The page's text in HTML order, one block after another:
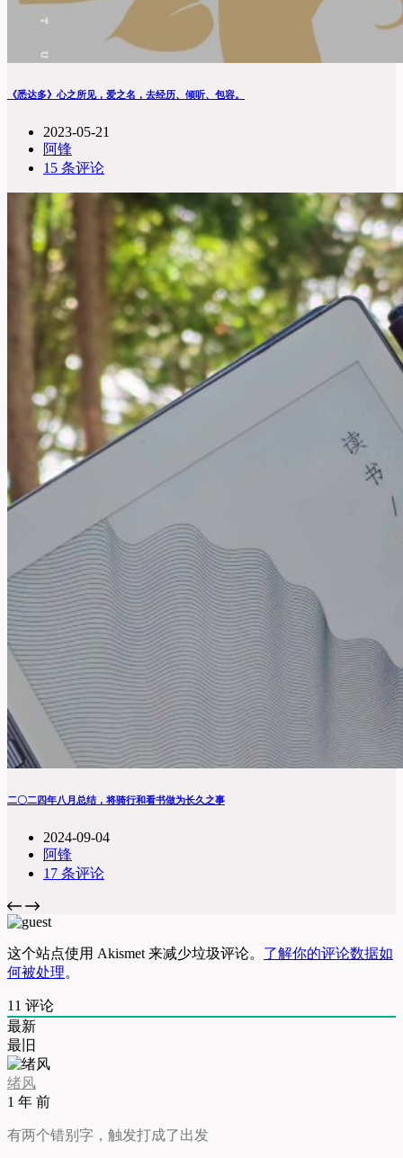
《悉达多》心之所见，爱之名，去经历、倾听、包容。
2023-05-21
阿锋
15 条评论
二〇二四年八月总结，将骑行和看书做为长久之事
2024-09-04
阿锋
17 条评论
这个站点使用 Akismet 来减少垃圾评论。 了解你的评论数据如
何被处理。
11 评论
最新
最旧
绪风
1 年 前
有两个错别字，触发打成了出发